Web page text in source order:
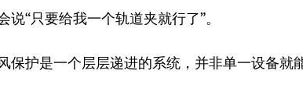
“只要给我一个轨道夹就行了”。
保护是一个层层递进的系统，并非单一设备就